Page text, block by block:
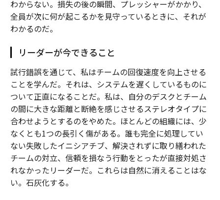
わからない。損失の後の瞬間、プレッシャーがかかり、
全員が次に何が起こるかを見守っているときに、それが
わかるのだ。
リーダーが今できること
試行錯誤を通じて、私はチームの回復速度を向上させる
ことを学んだ。それは、システムを遅くしているものに
ついて正直になることだ。私は、自分のデスクとチーム
の間に大きな距離と断絶を感じさせるステレオタイプに
合わせようとするのをやめた。ほとんどの組織には、少
なくとも1つの長引く傷がある。誰も完全に処理してい
ない失敗したイニシアチブ、解決されずに取り繕われた
チームの対立、信頼を損なう行動をとったが直接対処さ
れなかったリーダーだ。これらは自然に消えることはな
い。石灰化する。